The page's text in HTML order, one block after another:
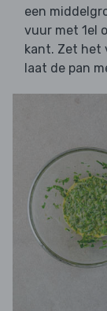
een
vuur met 1el
kant. Zet het
laat de pan